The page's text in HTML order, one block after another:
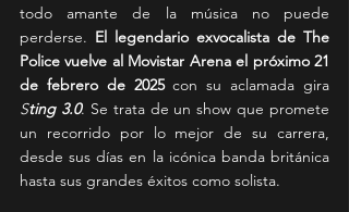
todo amante de la música no puede
perderse. El legendario exvocalista de The
Police vuelve al Movistar Arena el próximo 21
de febrero de 2025
Sting 3.0. Se trata de un show que promete
un recorrido por lo mejor de su carrera,
desde sus días en la icónica banda británica
hasta sus grandes éxitos como solista.